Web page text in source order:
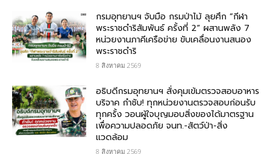
กรมอุทยานฯ จับมือ กรมป่าไม้ ลุยศึก “กีฬา
พระราชดำริสัมพันธ์ ครั้งที่ 2” ผสานพลัง 7
หน่วยงานภาคีเครือข่าย ขับเคลื่อนงานสนอง
พระราชดำริ
8 สิงหาคม 2569
อธิบดีกรมอุทยานฯ สั่งคุมเข้มตรวจสอบอาหาร
บริจาค​ กำชับ! ทุกหน่วยงานตรวจสอบก่อนรับ
ทุกครั้ง วอนผู้ใจบุญมอบสิ่งของได้มาตรฐาน
เพื่อความปลอดภัย​ จนท.-สัตว์ป่า-สิ่ง
แวดล้อม
8 สิงหาคม 2569